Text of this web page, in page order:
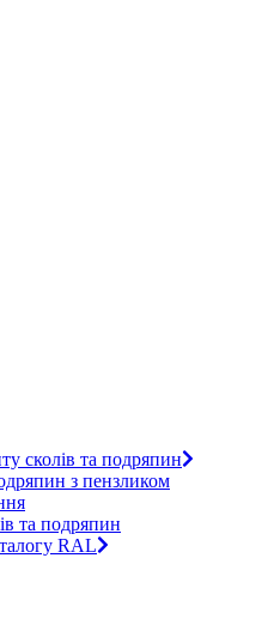
сколів та подряпин
з пензликом
та подряпин
RAL